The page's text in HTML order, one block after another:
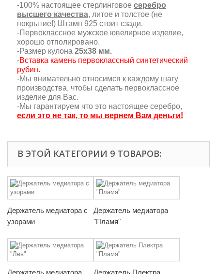
-100% настоящее стерлинговое серебро
высшего качества, литое и толстое (не
покрытие!) Штамп 925 стоит сзади.
-Первоклассное мужское ювелирное изделие,
хорошо отполировано.
-Размер кулона 25х38 мм.
-Вставка камень первоклассный синтетический
рубин.
-Мы внимательно относимся к каждому шагу
производства, чтобы сделать первоклассное
изделие для Вас.
-Мы гарантируем что это настоящее серебро,
если это не так, то мы вернем Вам деньги!
В ЭТОЙ КАТЕГОРИИ 9 ТОВАРОВ:
Держатель медиатора с
узорами
Держатель медиатора
"Пламя"
Держатель медиатора
Держатель Плектра